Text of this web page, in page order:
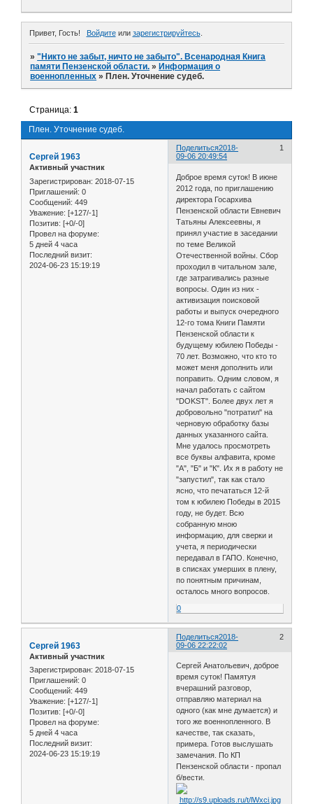
Привет, Гость! Войдитеили зарегистрируйтесь.
»"Никто не забыт, ничто не забыто". Всенародная Книга
памяти Пензенской области. » Информация о
военнопленных » Плен. Уточнение судеб.
Плен. Уточнение судеб.
Страница:1
Поделиться 1
2018-
09-06 20:49:54
Сергей 1963
Активный участник
Зарегистрирован: 2018-07-15
Приглашений: 0
Сообщений: 449
Уважение: [+127/-1]
Позитив: [+0/-0]
Провел на форуме:
5 дней 4 часа
Последний визит:
2024-06-23 15:19:19
Доброе время суток! В июне
2012 года, по приглашению
директора Госархива
Пензенской области Евневич
Татьяны Алексеевны, я
принял участие в заседании
по теме Великой
Отечественной войны. Сбор
проходил в читальном зале,
где затрагивались разные
вопросы. Один из них -
активизация поисковой
работы и выпуск очередного
12-го тома Книги Памяти
Пензенской области к
будущему юбилею Победы -
70 лет. Возможно, что кто то
может меня дополнить или
поправить. Одним словом, я
начал работать с сайтом
"DOKST". Более двух лет я
добровольно "потратил" на
черновую обработку базы
данных указанного сайта.
Мне удалось просмотреть
все буквы алфавита, кроме
"А", "Б" и "К". Их я в работу не
"запустил", так как стало
ясно, что печататься 12-й
том к юбилею Победы в 2015
году, не будет. Всю
собранную мною
информацию, для сверки и
учета, я периодически
передавал в ГАПО. Конечно,
в списках умерших в плену,
по понятным причинам,
осталось много вопросов.
0
Поделиться 2
2018-
09-06 22:22:02
Сергей 1963
Активный участник
Зарегистрирован: 2018-07-15
Приглашений: 0
Сообщений: 449
Уважение: [+127/-1]
Позитив: [+0/-0]
Провел на форуме:
5 дней 4 часа
Последний визит:
2024-06-23 15:19:19
Сергей Анатольевич, доброе
время суток! Памятуя
вчерашний разговор,
отправляю материал на
одного (как мне думается) и
того же военнопленного. В
качестве, так сказать,
примера. Готов выслушать
замечания. По КП
Пензенской области - пропал
б/вести.